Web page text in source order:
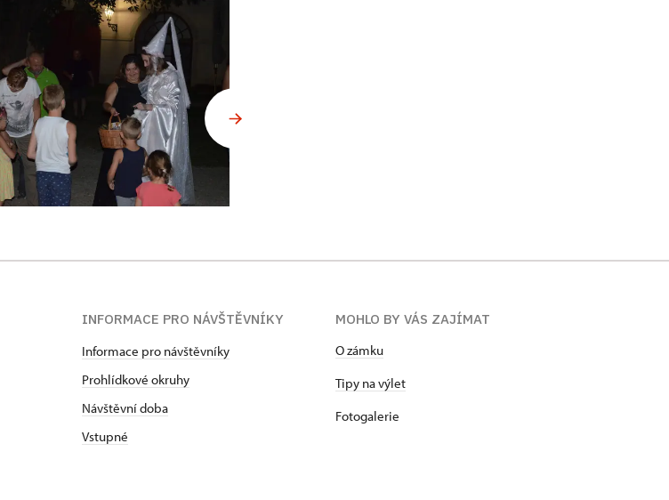
INFORMACE PRO NÁVŠTĚVNÍKY
Informace pro návštěvníky
Prohlídkové okruhy
Návštěvní doba
Vstupné
MOHLO BY VÁS ZAJÍMAT
O zámku
Tipy na výlet
Fotogalerie